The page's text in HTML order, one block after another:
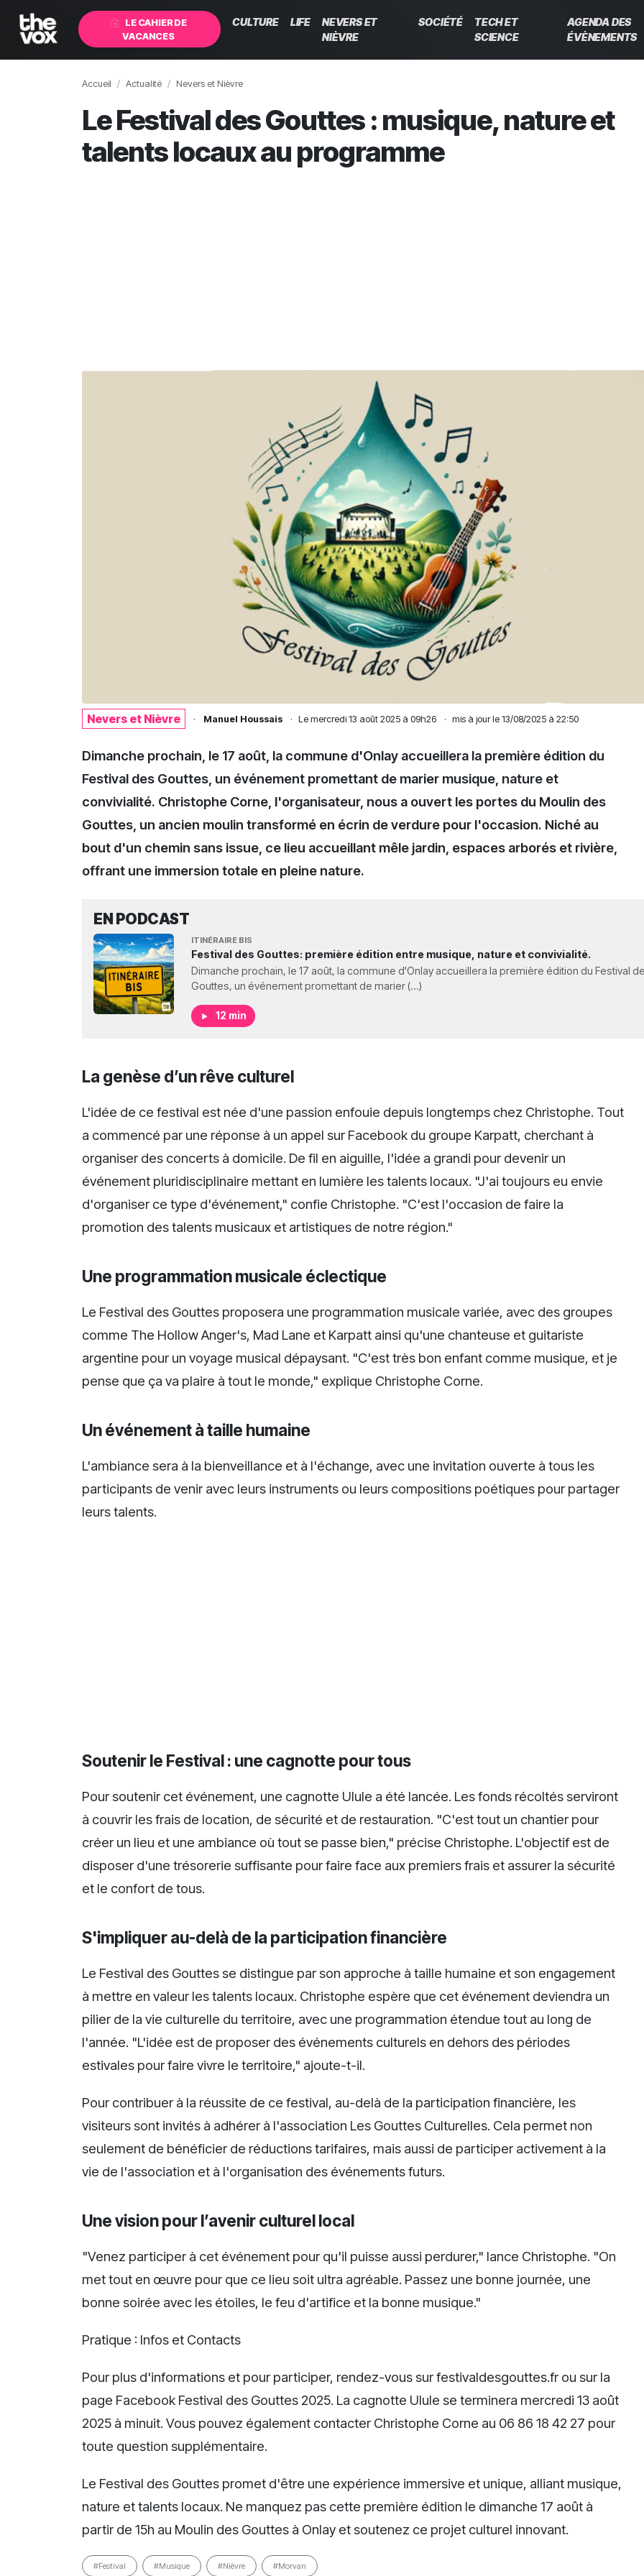
LE CAHIER DE
VACANCES
CULTURE LIFE
NEVERS ET
NIÈVRE
SOCIÉTÉ
TECH ET
SCIENCE
AGENDA DES
ÉVÈNEMENTS
Accueil Actualité Nevers et Nièvre
Le Festival des Gouttes : musique, nature et
talents locaux au programme
Nevers et Nièvre · Manuel Houssais · Le mercredi 13 août 2025 à 09h26 · mis à jour le 13/08/2025 à 22:50
Dimanche prochain, le 17 août, la commune d'Onlay accueillera la première édition du
Festival des Gouttes, un événement promettant de marier musique, nature et
convivialité. Christophe Corne, l'organisateur, nous a ouvert les portes du Moulin des
Gouttes, un ancien moulin transformé en écrin de verdure pour l'occasion. Niché au
bout d'un chemin sans issue, ce lieu accueillant mêle jardin, espaces arborés et rivière,
offrant une immersion totale en pleine nature.
EN PODCAST
ITINÉRAIRE BIS
Festival des Gouttes: première édition entre musique, nature et convivialité.
Dimanche prochain, le 17 août, la commune d'Onlay accueillera la première édition du Festival
Gouttes, un événement promettant de marier (...)
12 min
La genèse d’un rêve culturel
L'idée de ce festival est née d'une passion enfouie depuis longtemps chez Christophe. Tout
a commencé par une réponse à un appel sur Facebook du groupe Karpatt, cherchant à
organiser des concerts à domicile. De fil en aiguille, l'idée a grandi pour devenir un
événement pluridisciplinaire mettant en lumière les talents locaux. "J'ai toujours eu envie
d'organiser ce type d'événement," confie Christophe. "C'est l'occasion de faire la
promotion des talents musicaux et artistiques de notre région."
Une programmation musicale éclectique
Le Festival des Gouttes proposera une programmation musicale variée, avec des groupes
comme The Hollow Anger's, Mad Lane et Karpatt ainsi qu'une chanteuse et guitariste
argentine pour un voyage musical dépaysant. "C'est très bon enfant comme musique, et je
pense que ça va plaire à tout le monde," explique Christophe Corne.
Un événement à taille humaine
L'ambiance sera à la bienveillance et à l'échange, avec une invitation ouverte à tous les
participants de venir avec leurs instruments ou leurs compositions poétiques pour partager
leurs talents.
Soutenir le Festival : une cagnotte pour tous
Pour soutenir cet événement, une cagnotte Ulule a été lancée. Les fonds récoltés serviront
à couvrir les frais de location, de sécurité et de restauration. "C'est tout un chantier pour
créer un lieu et une ambiance où tout se passe bien," précise Christophe. L'objectif est de
disposer d'une trésorerie suffisante pour faire face aux premiers frais et assurer la sécurité
et le confort de tous.
S'impliquer au-delà de la participation financière
Le Festival des Gouttes se distingue par son approche à taille humaine et son engagement
à mettre en valeur les talents locaux. Christophe espère que cet événement deviendra un
pilier de la vie culturelle du territoire, avec une programmation étendue tout au long de
l'année. "L'idée est de proposer des événements culturels en dehors des périodes
estivales pour faire vivre le territoire," ajoute-t-il.
Pour contribuer à la réussite de ce festival, au-delà de la participation financière, les
visiteurs sont invités à adhérer à l'association Les Gouttes Culturelles. Cela permet non
seulement de bénéficier de réductions tarifaires, mais aussi de participer activement à la
vie de l'association et à l'organisation des événements futurs.
Une vision pour l’avenir culturel local
"Venez participer à cet événement pour qu'il puisse aussi perdurer," lance Christophe. "On
met tout en œuvre pour que ce lieu soit ultra agréable. Passez une bonne journée, une
bonne soirée avec les étoiles, le feu d'artifice et la bonne musique."
Pratique : Infos et Contacts
Pour plus d'informations et pour participer, rendez-vous sur festivaldesgouttes.fr ou sur la
page Facebook Festival des Gouttes 2025. La cagnotte Ulule se terminera mercredi 13 août
2025 à minuit. Vous pouvez également contacter Christophe Corne au 06 86 18 42 27 pour
toute question supplémentaire.
Le Festival des Gouttes promet d'être une expérience immersive et unique, alliant musique,
nature et talents locaux. Ne manquez pas cette première édition le dimanche 17 août à
partir de 15h au Moulin des Gouttes à Onlay et soutenez ce projet culturel innovant.
#Festival #Musique #Nièvre #Morvan